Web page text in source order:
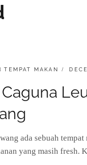
TEMPAT MAKAN
ada sebuah
yang masih fresh.